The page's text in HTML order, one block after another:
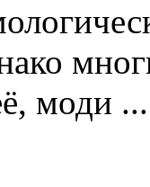
моди ...